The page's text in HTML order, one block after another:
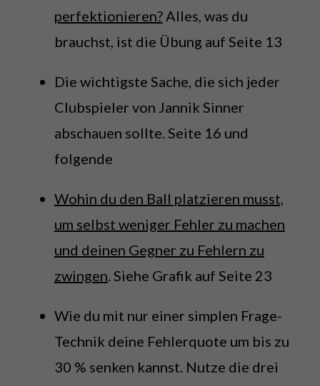
perfektionieren?Alles, was du
brauchst, ist die Übung auf Seite 13
Die wichtigste Sache, die sich jeder
Clubspieler von Jannik Sinner
abschauen sollte. Seite 16 und
folgende
Wohin du den Ball platzieren musst,
um selbst weniger Fehler zu machen
und deinen Gegner zu Fehlern zu
zwingen. Siehe Grafik auf Seite 23
Wie du mit nur einer simplen Frage-
Technik deine Fehlerquote um bis zu
30 % senken kannst. Nutze die drei